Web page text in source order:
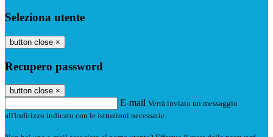
Seleziona utente
button close ×
Recupero password
button close ×
E-mail Verrà inviato un messaggio
all'indirizzo indicato con le istruzioni necessarie.